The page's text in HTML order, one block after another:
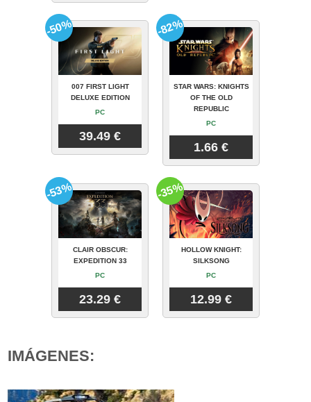
007 FIRST LIGHT
DELUXE EDITION
PC
39.49 €
-50%
STAR WARS: KNIGHTS
OF THE OLD
REPUBLIC
PC
1.66 €
-82%
CLAIR OBSCUR:
EXPEDITION 33
PC
23.29 €
-53%
HOLLOW KNIGHT:
SILKSONG
PC
12.99 €
-35%
IMÁGENES: